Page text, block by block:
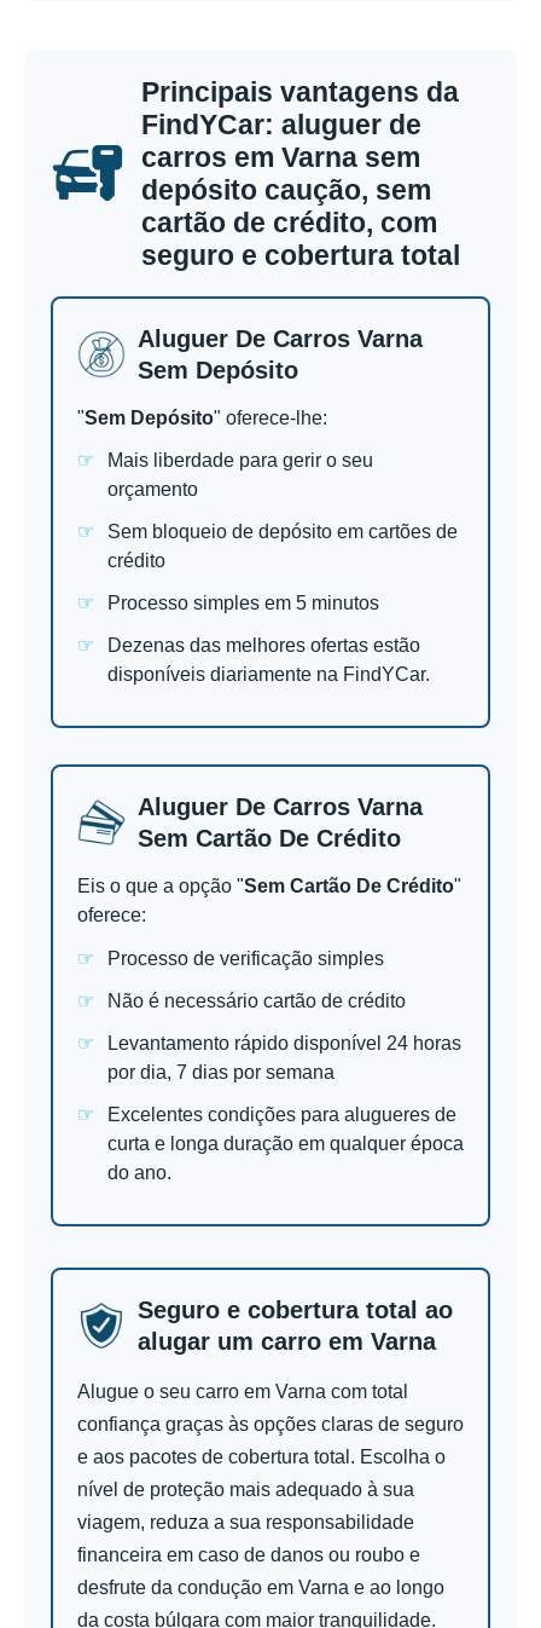
Principais vantagens da
FindYCar: aluguer de
carros em Varna sem
depósito caução, sem
cartão de crédito, com
seguro e cobertura total
Aluguer De Carros Varna
Sem Depósito
"Sem Depósito" oferece-lhe:
Mais liberdade para gerir o seu
orçamento
Sem bloqueio de depósito em cartões de
crédito
Processo simples em 5 minutos
Dezenas das melhores ofertas estão
disponíveis diariamente na FindYCar.
Aluguer De Carros Varna
Sem Cartão De Crédito
Eis o que a opção "Sem Cartão De Crédito"
oferece:
Processo de verificação simples
Não é necessário cartão de crédito
Levantamento rápido disponível 24 horas
por dia, 7 dias por semana
Excelentes condições para alugueres de
curta e longa duração em qualquer época
do ano.
Seguro e cobertura total ao
alugar um carro em Varna
Alugue o seu carro em Varna com total
confiança graças às opções claras de seguro
e aos pacotes de cobertura total. Escolha o
nível de proteção mais adequado à sua
viagem, reduza a sua responsabilidade
financeira em caso de danos ou roubo e
desfrute da condução em Varna e ao longo
da costa búlgara com maior tranquilidade.